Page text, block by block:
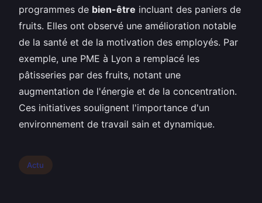
programmes de bien-être incluant des paniers de
fruits. Elles ont observé une amélioration notable
de la santé et de la motivation des employés. Par
exemple, une PME à Lyon a remplacé les
pâtisseries par des fruits, notant une
augmentation de l'énergie et de la concentration.
Ces initiatives soulignent l'importance d'un
environnement de travail sain et dynamique.
Actu